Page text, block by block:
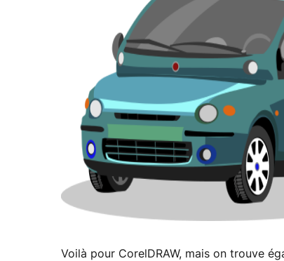
Voilà pour CorelDRAW, mais on trouve